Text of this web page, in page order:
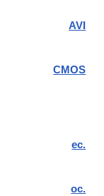
AVI
CMOS
ec.
oc.